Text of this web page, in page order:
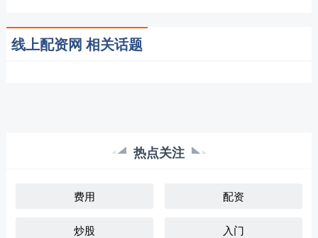
线上配资网 相关话题
热点关注
费用 配资
炒股 入门